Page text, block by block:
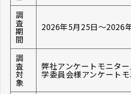
調
査
期
間
2026年5月25日～2026
調
査
対
象
弊社アンケートモニタ
学委員会様アンケート